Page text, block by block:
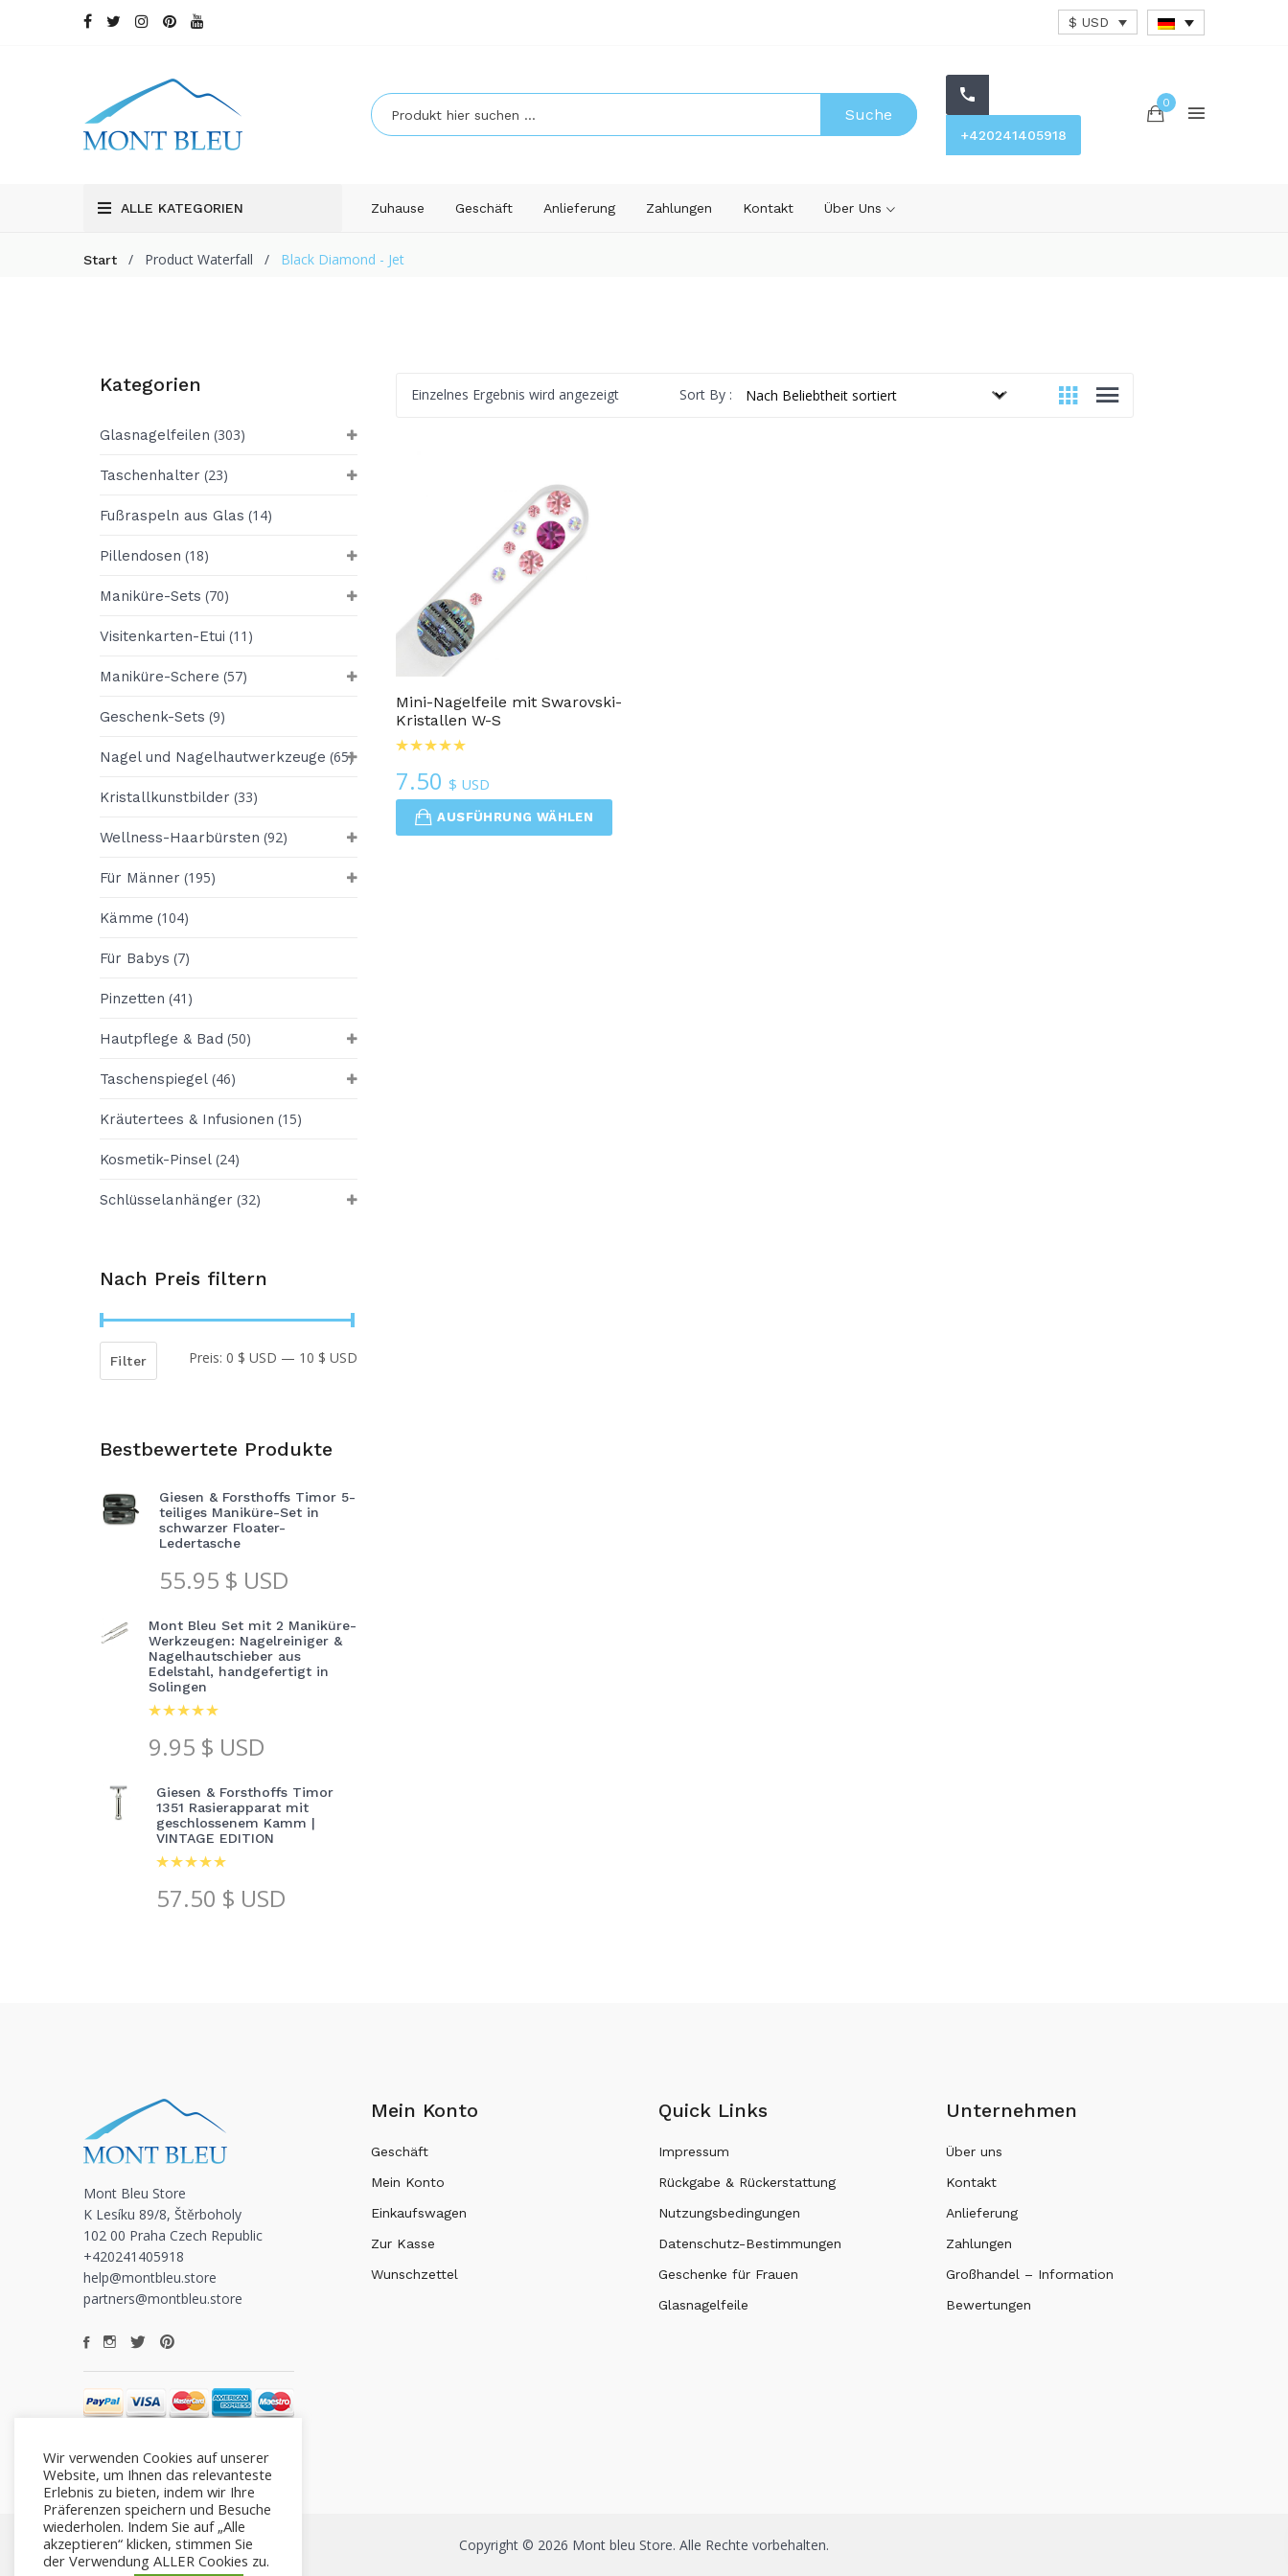
$ USD
Suche
+420241405918
0
ALLE KATEGORIEN Zuhause Geschäft Anlieferung Zahlungen Kontakt Über Uns
Start / Product Waterfall / Black Diamond - Jet
Kategorien
Glasnagelfeilen (303)
Taschenhalter (23)
Fußraspeln aus Glas (14)
Pillendosen (18)
Maniküre-Sets (70)
Visitenkarten-Etui (11)
Maniküre-Schere (57)
Geschenk-Sets (9)
Nagel und Nagelhautwerkzeuge (65)
Kristallkunstbilder (33)
Wellness-Haarbürsten (92)
Für Männer (195)
Kämme (104)
Für Babys (7)
Pinzetten (41)
Hautpflege & Bad (50)
Taschenspiegel (46)
Kräutertees & Infusionen (15)
Kosmetik-Pinsel (24)
Schlüsselanhänger (32)
Nach Preis filtern
Filter Preis: 0 $ USD — 10 $ USD
Bestbewertete Produkte
Giesen & Forsthoffs Timor 5-
teiliges Maniküre-Set in
schwarzer Floater-
Ledertasche
55.95 $ USD
Mont Bleu Set mit 2 Maniküre-
Werkzeugen: Nagelreiniger &
Nagelhautschieber aus
Edelstahl, handgefertigt in
Solingen
9.95 $ USD
Giesen & Forsthoffs Timor
1351 Rasierapparat mit
geschlossenem Kamm |
VINTAGE EDITION
57.50 $ USD
Einzelnes Ergebnis wird angezeigt Sort By :
Mini-Nagelfeile mit Swarovski-
Kristallen W-S
7.50 $ USD
AUSFÜHRUNG WÄHLEN
Mont Bleu Store
K Lesíku 89/8, Štěrboholy
102 00 Praha Czech Republic
+420241405918
help@montbleu.store
partners@montbleu.store
Mein Konto
Geschäft
Mein Konto
Einkaufswagen
Zur Kasse
Wunschzettel
Quick Links
Impressum
Rückgabe & Rückerstattung
Nutzungsbedingungen
Datenschutz-Bestimmungen
Geschenke für Frauen
Glasnagelfeile
Unternehmen
Über uns
Kontakt
Anlieferung
Zahlungen
Großhandel – Information
Bewertungen
Copyright © 2026 Mont bleu Store. Alle Rechte vorbehalten.
Wir verwenden Cookies auf unserer
Website, um Ihnen das relevanteste
Erlebnis zu bieten, indem wir Ihre
Präferenzen speichern und Besuche
wiederholen. Indem Sie auf „Alle
akzeptieren“ klicken, stimmen Sie
der Verwendung ALLER Cookies zu.